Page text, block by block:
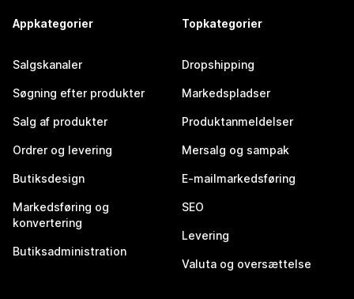
Appkategorier
Salgskanaler
Søgning efter produkter
Salg af produkter
Ordrer og levering
Butiksdesign
Markedsføring og
konvertering
Butiksadministration
Topkategorier
Dropshipping
Markedspladser
Produktanmeldelser
Mersalg og sampak
E-mailmarkedsføring
SEO
Levering
Valuta og oversættelse